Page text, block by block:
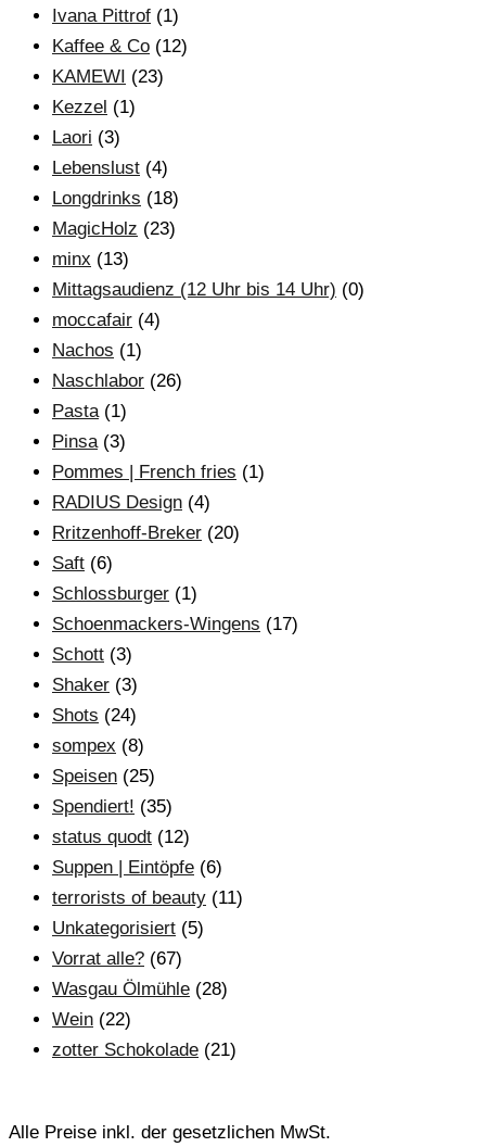
Ivana Pittrof (1)
Kaffee & Co (12)
KAMEWI (23)
Kezzel (1)
Laori (3)
Lebenslust (4)
Longdrinks (18)
MagicHolz (23)
minx (13)
Mittagsaudienz (12 Uhr bis 14 Uhr) (0)
moccafair (4)
Nachos (1)
Naschlabor (26)
Pasta (1)
Pinsa (3)
Pommes | French fries (1)
RADIUS Design (4)
Rritzenhoff-Breker (20)
Saft (6)
Schlossburger (1)
Schoenmackers-Wingens (17)
Schott (3)
Shaker (3)
Shots (24)
sompex (8)
Speisen (25)
Spendiert! (35)
status quodt (12)
Suppen | Eintöpfe (6)
terrorists of beauty (11)
Unkategorisiert (5)
Vorrat alle? (67)
Wasgau Ölmühle (28)
Wein (22)
zotter Schokolade (21)
Alle Preise inkl. der gesetzlichen MwSt.